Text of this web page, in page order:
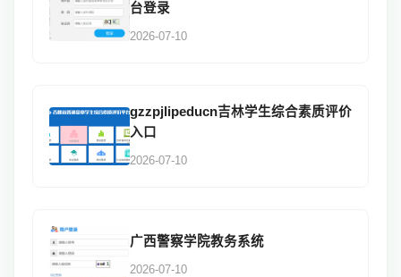
台登录
2026-07-10
gzzpjlipeducn吉林学生综合素质评价
入口
2026-07-10
广西警察学院教务系统
2026-07-10